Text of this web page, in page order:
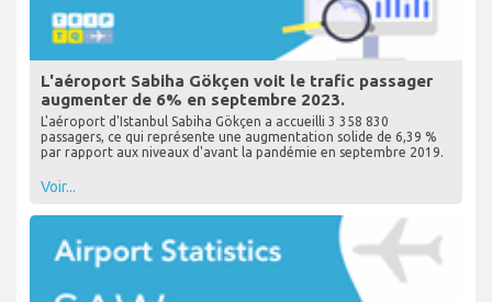
L'aéroport Sabiha Gökçen voit le trafic passager
augmenter de 6% en septembre 2023.
L'aéroport d'Istanbul Sabiha Gökçen a accueilli 3 358 830
passagers, ce qui représente une augmentation solide de 6,39 %
par rapport aux niveaux d'avant la pandémie en septembre 2019.
Voir...